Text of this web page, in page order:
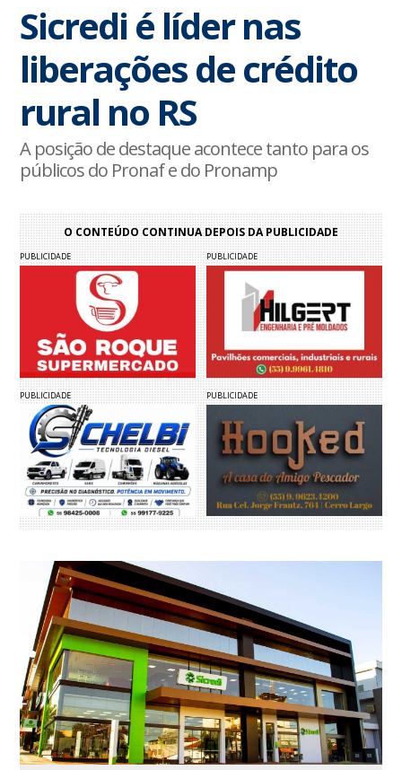
Sicredi é líder nas
liberações de crédito
rural no RS
A posição de destaque acontece tanto para os
públicos do Pronaf e do Pronamp
O CONTEÚDO CONTINUA DEPOIS DA PUBLICIDADE
PUBLICIDADE PUBLICIDADE
PUBLICIDADE PUBLICIDADE